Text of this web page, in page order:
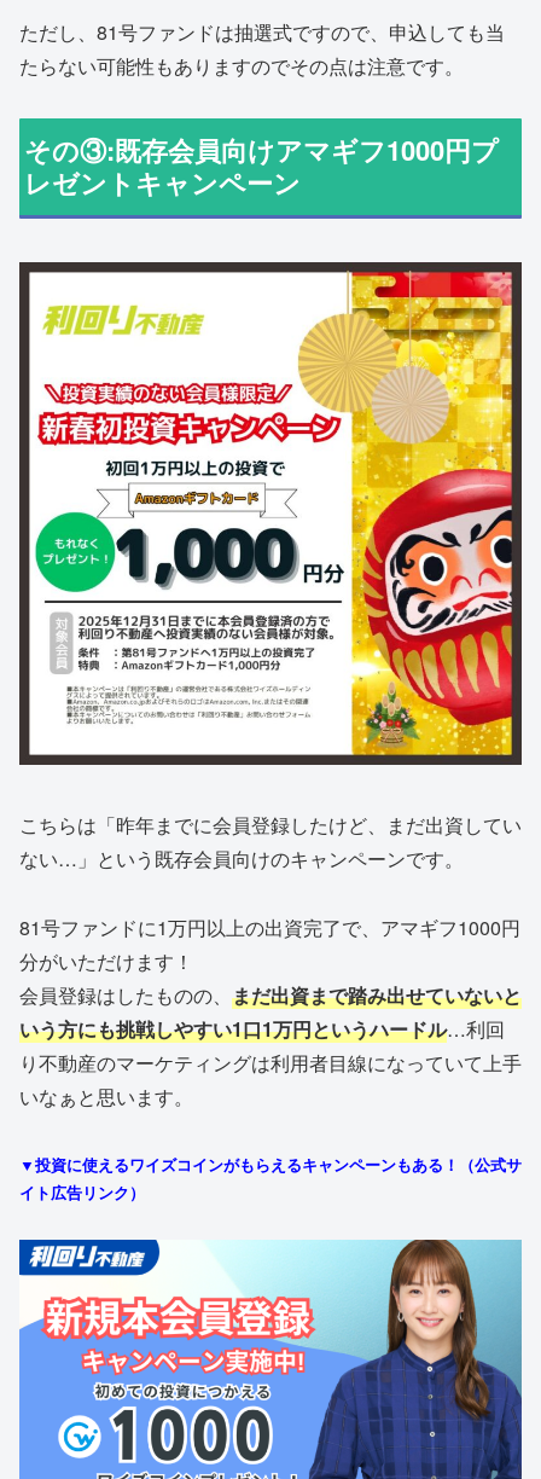
ただし、81号ファンドは抽選式ですので、申込しても当
たらない可能性もありますのでその点は注意です。
その③:既存会員向けアマギフ1000円プ
レゼントキャンペーン
こちらは「昨年までに会員登録したけど、まだ出資してい
ない…」という既存会員向けのキャンペーンです。
81号ファンドに1万円以上の出資完了で、アマギフ1000円
分がいただけます！
会員登録はしたものの、 まだ出資まで踏み出せていないと
いう方にも挑戦しやすい1口1万円というハードル…利回
り不動産のマーケティングは利用者目線になっていて上手
いなぁと思います。
▼投資に使えるワイズコインがもらえるキャンペーンもある！（公式サ
イト広告リンク）